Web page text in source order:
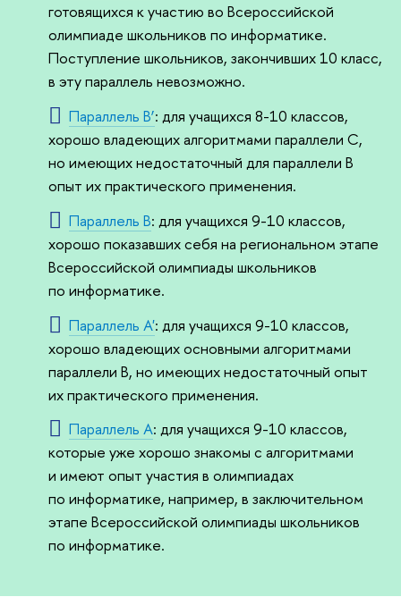
готовящихся к участию во Всероссийской
олимпиаде школьников по информатике.
Поступление школьников, закончивших 10 класс,
в эту параллель невозможно.
Параллель B’: для учащихся 8-10 классов,
хорошо владеющих алгоритмами параллели C,
но имеющих недостаточный для параллели B
опыт их практического применения.
Параллель B: для учащихся 9-10 классов,
хорошо показавших себя на региональном этапе
Всероссийской олимпиады школьников
по информатике.
Параллель A': для учащихся 9-10 классов,
хорошо владеющих основными алгоритмами
параллели B, но имеющих недостаточный опыт
их практического применения.
Параллель A: для учащихся 9-10 классов,
которые уже хорошо знакомы с алгоритмами
и имеют опыт участия в олимпиадах
по информатике, например, в заключительном
этапе Всероссийской олимпиады школьников
по информатике.